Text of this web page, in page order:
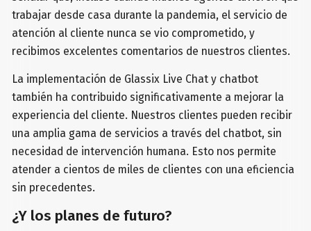
trabajar desde casa durante la pandemia, el servicio de
atención al cliente nunca se vio comprometido, y
recibimos excelentes comentarios de nuestros clientes.
La implementación de Glassix Live Chat y chatbot
también ha contribuido significativamente a mejorar la
experiencia del cliente. Nuestros clientes pueden recibir
una amplia gama de servicios a través del chatbot, sin
necesidad de intervención humana. Esto nos permite
atender a cientos de miles de clientes con una eficiencia
sin precedentes.
¿Y los planes de futuro?